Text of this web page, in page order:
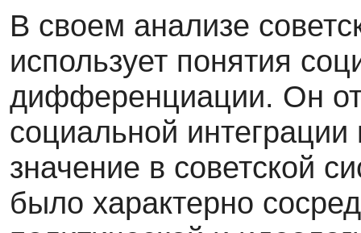
В своем анализе
использует понятия
дифференциации. Он
социальной
значение в советской
было характерно